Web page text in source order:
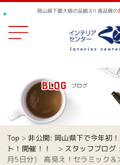
岡山県下最大級の品揃え!! 高品質の
Top >非公開: 岡山県下で今年初
ト！開催！！
> スタッフブログ
月5日分) 高見え！セラミック＆